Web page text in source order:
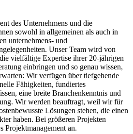
des Unternehmens und die
sowohl in allgemeinen als auch in
unternehmens- und
Unser Team wird von
vielfältige Expertise ihrer 20-jährigen
einbringen und so genau wissen,
Wir verfügen über tiefgehende
Fähigkeiten, fundiertes
eine breite Branchenkenntnis und
Wir werden beauftragt, weil wir für
Lösungen stehen, die einen
haben. Bei größeren Projekten
Projektmanagement an.